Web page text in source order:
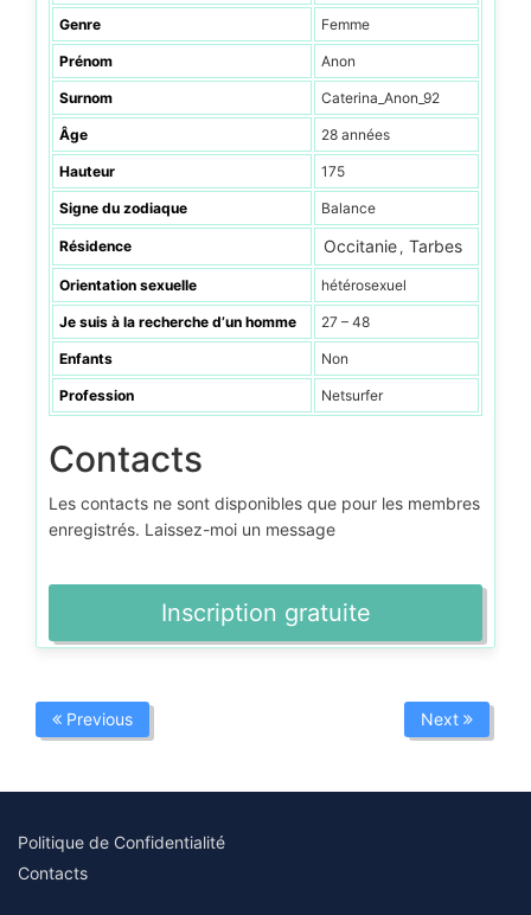
Genre Femme
Prénom Anon
Surnom Caterina_Anon_92
Âge 28 années
Hauteur 175
Signe du zodiaque Balance
Résidence Occitanie , Tarbes
Orientation sexuelle hétérosexuel
Je suis à la recherche d’un homme 27 – 48
Enfants Non
Profession Netsurfer
Contacts
Les contacts ne sont disponibles que pour les membres
enregistrés. Laissez-moi un message
Inscription gratuite
Previous Next
Politique de Confidentialité
Contacts